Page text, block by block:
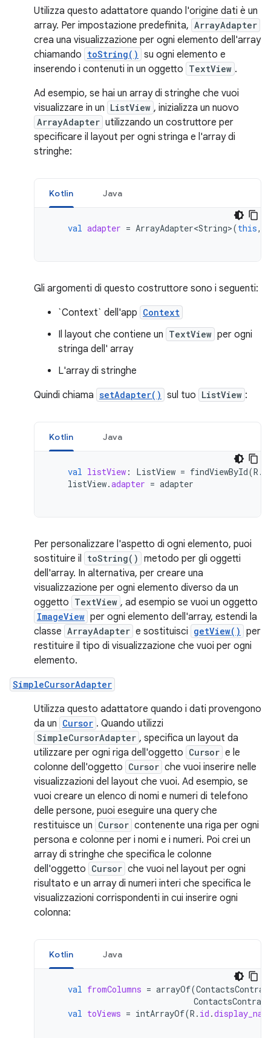
Utilizza questo adattatore quando l'origine dati è un
array. Per impostazione predefinita, ArrayAdapter
crea una visualizzazione per ogni elemento dell'array
chiamando toString() su ogni elemento e
inserendo i contenuti in un oggetto TextView .
Ad esempio, se hai un array di stringhe che vuoi
visualizzare in un ListView , inizializza un nuovo
ArrayAdapter utilizzando un costruttore per
specificare il layout per ogni stringa e l'array di
stringhe:
Kotlin Java
val adapter = ArrayAdapter<String>(this,
Gli argomenti di questo costruttore sono i seguenti:
`Context` dell'app Context
Il layout che contiene un TextView per ogni
stringa dell' array
L'array di stringhe
Quindi chiama setAdapter() sul tuo ListView :
Kotlin Java
val listView : ListView = findViewById(R .
listView.adapter = adapter
Per personalizzare l'aspetto di ogni elemento, puoi
sostituire il toString() metodo per gli oggetti
dell'array. In alternativa, per creare una
visualizzazione per ogni elemento diverso da un
oggetto TextView , ad esempio se vuoi un oggetto
ImageView per ogni elemento dell'array, estendi la
classe ArrayAdapter e sostituisci getView() per
restituire il tipo di visualizzazione che vuoi per ogni
elemento.
SimpleCursorAdapter
Utilizza questo adattatore quando i dati provengono
da un Cursor . Quando utilizzi
SimpleCursorAdapter , specifica un layout da
utilizzare per ogni riga dell'oggetto Cursor e le
colonne dell'oggetto Cursor che vuoi inserire nelle
visualizzazioni del layout che vuoi. Ad esempio, se
vuoi creare un elenco di nomi e numeri di telefono
delle persone, puoi eseguire una query che
restituisce un Cursor contenente una riga per ogni
persona e colonne per i nomi e i numeri. Poi crei un
array di stringhe che specifica le colonne
dell'oggetto Cursor che vuoi nel layout per ogni
risultato e un array di numeri interi che specifica le
visualizzazioni corrispondenti in cui inserire ogni
colonna:
Kotlin Java
val fromColumns = arrayOf(
ContactsContract
val toViews = intArrayOf(R . id .